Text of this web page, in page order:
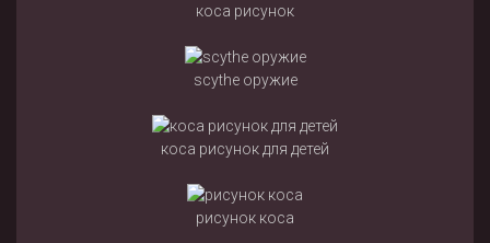
коса рисунок
scythe оружие
коса рисунок для детей
рисунок коса